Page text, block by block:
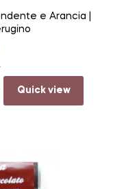
e Arancia |
Quick view